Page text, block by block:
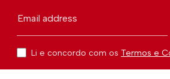
Email address
Li e concordo com os Termos e